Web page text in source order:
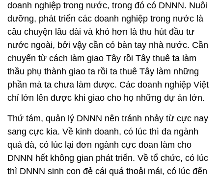
doanh nghiệp trong nước, trong đó có DNNN. Nuôi
dưỡng, phát triển các doanh nghiệp trong nước là
câu chuyện lâu dài và khó hơn là thu hút đầu tư
nước ngoài, bởi vậy cần có bàn tay nhà nước. Cần
chuyển từ cách làm giao Tây rồi Tây thuê ta làm
thầu phụ thành giao ta rồi ta thuê Tây làm những
phần mà ta chưa làm được. Các doanh nghiệp Việt
chỉ lớn lên được khi giao cho họ những dự án lớn.
Thứ tám, quản lý DNNN nên tránh nhảy từ cực nay
sang cực kia. Về kinh doanh, có lúc thì đa ngành
quá đà, có lúc lại đơn ngành cực đoan làm cho
DNNN hết không gian phát triển. Về tổ chức, có lúc
thì DNNN sinh con đẻ cái quá thoải mái, có lúc đến